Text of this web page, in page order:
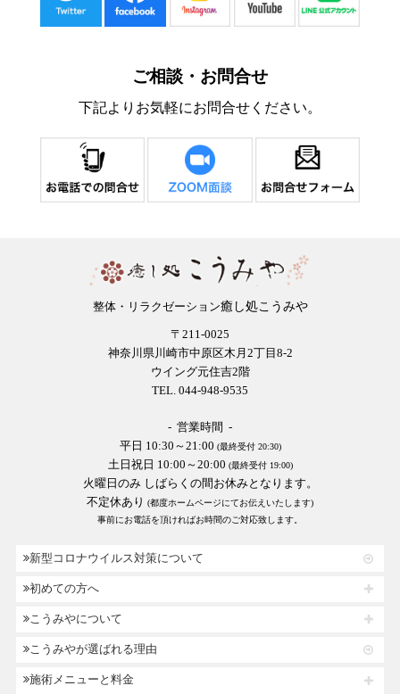
ご相談・お問合せ
下記よりお気軽にお問合せください。
整体・リラクゼーション癒し処こうみや
〒211-0025
神奈川県川崎市中原区木月2丁目8-2
ウイング元住吉2階
TEL. 044-948-9535
- 営業時間 -
平日 10:30～21:00 (最終受付 20:30)
土日祝日 10:00～20:00 (最終受付 19:00)
火曜日のみ しばらくの間お休みとなります。
不定休あり (都度ホームページにてお伝えいたします)
事前にお電話を頂ければお時間のご対応致します。
新型コロナウイルス対策について
初めての方へ
こうみやについて
こうみやが選ばれる理由
施術メニューと料金